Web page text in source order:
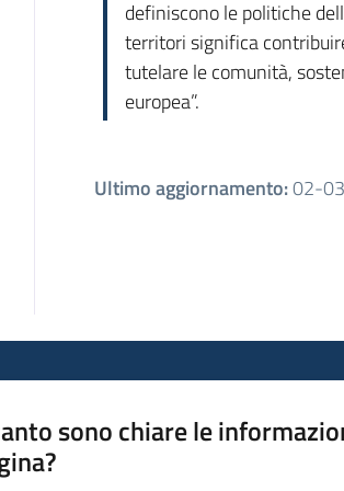
definiscono le politiche
territori significa
tutelare le comunità,
europea”.
Ultimo aggiornamento:02-
sono chiare le